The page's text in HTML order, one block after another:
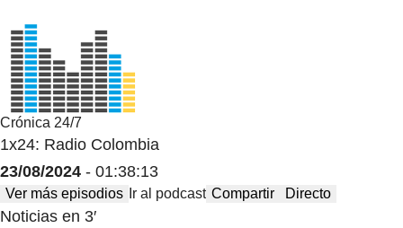
Crónica 24/7
1x24: Radio Colombia
23/08/2024 - 01:38:13
Ver más episodios Ir al podcast Compartir Directo
Noticias en 3′